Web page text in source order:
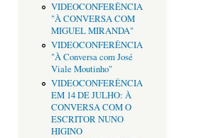
VIDEOCONFERÊNCIA
"À CONVERSA COM
MIGUEL MIRANDA"
VIDEOCONFERÊNCIA
"À Conversa com José
Viale Moutinho"
VIDEOCONFERÊNCIA
EM 14 DE JULHO: À
CONVERSA COM O
ESCRITOR NUNO
HIGINO